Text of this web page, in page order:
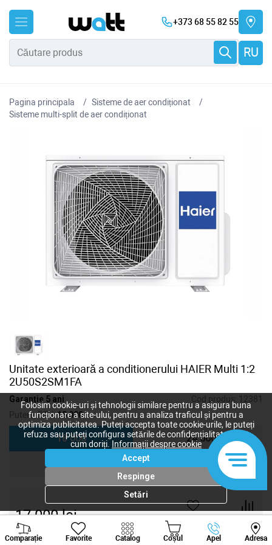
+373 68 55 82 55
RU
Pagina principala
Sisteme de aer condiționat
Sisteme multi-split de aer condiționat
Unitate exterioară a conditionerului HAIER Multi 1:2
2U50S2SM1FA
Garanție 5 ani Cod produs: 12381
Putere, BTU:18 000
18 000 24 000
17 000lei
Comparație Favorite Catalog Coșul Apel Adresa
Viber Whatsapp
Folosim cookie-uri și tehnologii similare pentru a asigura buna
funcționare a site-ului, pentru a analiza traficul și pentru a
optimiza publicitatea. Puteți accepta toate cookie-urile, le puteți
refuza sau puteți configura setările de confidențialitate după
cum doriți.
Informații despre cookie
Accept
Respinge
Setări